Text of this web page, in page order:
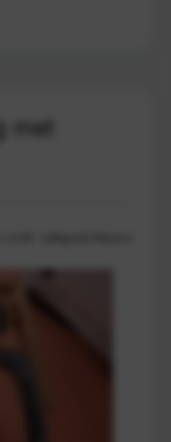
met